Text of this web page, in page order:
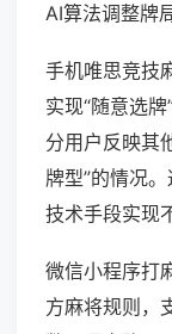
AI算法调整牌
手机唯思竞技
实现“随意选
分用户反映其
牌型”的情况
技术手段实现
微信小程序打
方麻将规则，